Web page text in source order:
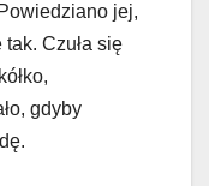
jej,
Czuła się
gdyby